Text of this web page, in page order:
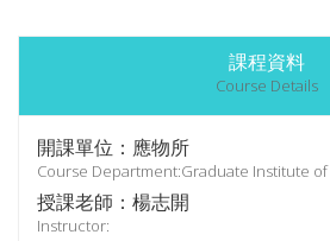
課程資料
Course Details
開課單位：應物所
Course Department:Graduate Institute
授課老師：楊志開
Instructor: